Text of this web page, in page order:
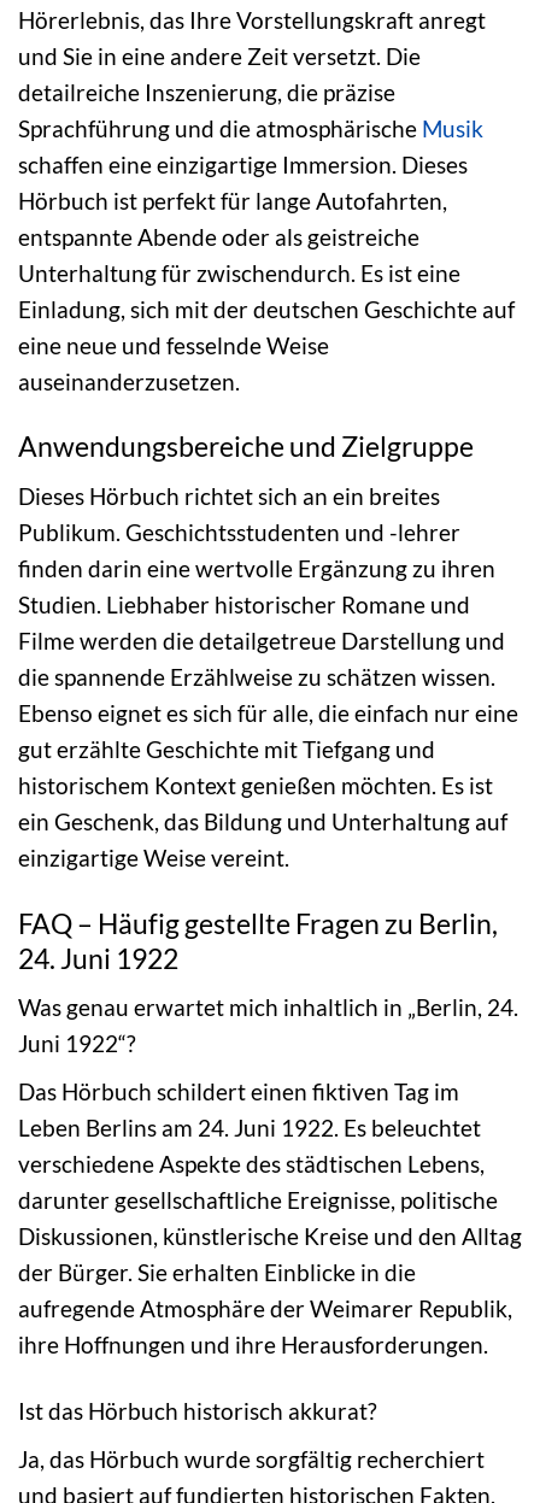
Hörerlebnis, das Ihre Vorstellungskraft anregt
und Sie in eine andere Zeit versetzt. Die
detailreiche Inszenierung, die präzise
Sprachführung und die atmosphärische Musik
schaffen eine einzigartige Immersion. Dieses
Hörbuch ist perfekt für lange Autofahrten,
entspannte Abende oder als geistreiche
Unterhaltung für zwischendurch. Es ist eine
Einladung, sich mit der deutschen Geschichte auf
eine neue und fesselnde Weise
auseinanderzusetzen.
Anwendungsbereiche und Zielgruppe
Dieses Hörbuch richtet sich an ein breites
Publikum. Geschichtsstudenten und -lehrer
finden darin eine wertvolle Ergänzung zu ihren
Studien. Liebhaber historischer Romane und
Filme werden die detailgetreue Darstellung und
die spannende Erzählweise zu schätzen wissen.
Ebenso eignet es sich für alle, die einfach nur eine
gut erzählte Geschichte mit Tiefgang und
historischem Kontext genießen möchten. Es ist
ein Geschenk, das Bildung und Unterhaltung auf
einzigartige Weise vereint.
FAQ – Häufig gestellte Fragen zu Berlin,
24. Juni 1922
Was genau erwartet mich inhaltlich in „Berlin, 24.
Juni 1922“?
Das Hörbuch schildert einen fiktiven Tag im
Leben Berlins am 24. Juni 1922. Es beleuchtet
verschiedene Aspekte des städtischen Lebens,
darunter gesellschaftliche Ereignisse, politische
Diskussionen, künstlerische Kreise und den Alltag
der Bürger. Sie erhalten Einblicke in die
aufregende Atmosphäre der Weimarer Republik,
ihre Hoffnungen und ihre Herausforderungen.
Ist das Hörbuch historisch akkurat?
Ja, das Hörbuch wurde sorgfältig recherchiert
und basiert auf fundierten historischen Fakten.